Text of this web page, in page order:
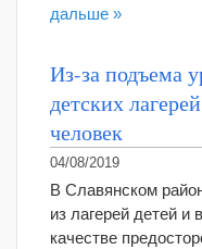
дальше »
Из-за подъема
детских
человек
04/08/2019
В Славянском
из лагерей детей
качестве